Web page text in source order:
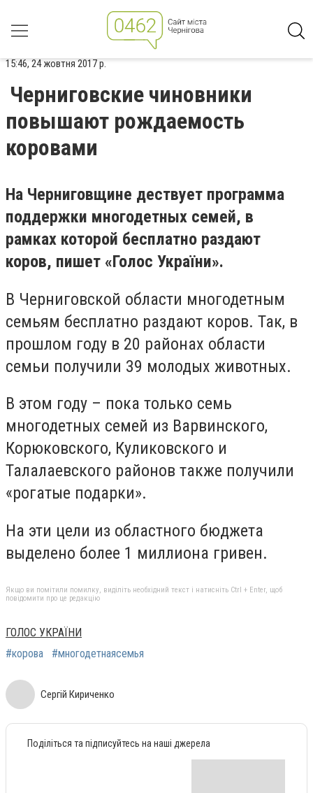
15:46, 24 жовтня 2017 р.
Черниговские чиновники
повышают рождаемость
коровами
На Черниговщине дествует программа
поддержки многодетных семей, в
рамках которой бесплатно раздают
коров, пишет «Голос України».
В Черниговской области многодетным
семьям бесплатно раздают коров. Так, в
прошлом году в 20 районах области
семьи получили 39 молодых животных.
В этом году – пока только семь
многодетных семей из Варвинского,
Корюковского, Куликовского и
Талалаевского районов также получили
«рогатые подарки».
На эти цели из областного бюджета
выделено более 1 миллиона гривен.
Якщо ви помітили помилку, виділіть необхідний текст і натисніть Ctrl + Enter, щоб
повідомити про це редакцію
ГОЛОС УКРАЇНИ
#корова
#многодетнаясемья
Сергій Кириченко
Поділіться та підписуйтесь на наші джерела